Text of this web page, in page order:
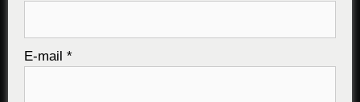
E-mail *